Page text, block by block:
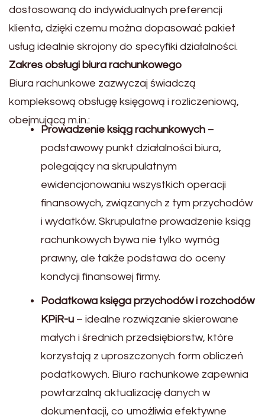
dostosowaną do indywidualnych preferencji
klienta, dzięki czemu można dopasować pakiet
usług idealnie skrojony do specyfiki działalności.
Zakres obsługi biura rachunkowego
Biura rachunkowe zazwyczaj świadczą
kompleksową obsługę księgową i rozliczeniową,
obejmującą m.in.:
Prowadzenie ksiąg rachunkowych –
podstawowy punkt działalności biura,
polegający na skrupulatnym
ewidencjonowaniu wszystkich operacji
finansowych, związanych z tym przychodów
i wydatków. Skrupulatne prowadzenie ksiąg
rachunkowych bywa nie tylko wymóg
prawny, ale także podstawa do oceny
kondycji finansowej firmy.
Podatkowa księga przychodów i rozchodów
KPiR-u – idealne rozwiązanie skierowane
małych i średnich przedsiębiorstw, które
korzystają z uproszczonych form obliczeń
podatkowych. Biuro rachunkowe zapewnia
powtarzalną aktualizację danych w
dokumentacji, co umożliwia efektywne